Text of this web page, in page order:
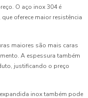
O aço inox 304 é
oferece maior resistência
maiores são mais caras
A espessura também
justificando o preço
inox também pode